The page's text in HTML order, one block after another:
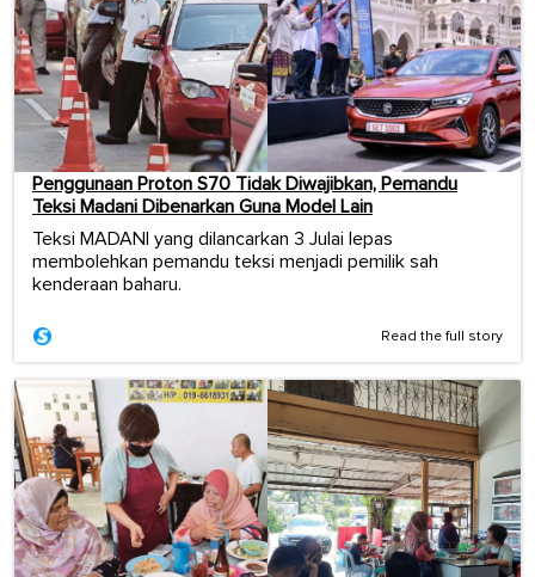
Penggunaan Proton S70 Tidak Diwajibkan, Pemandu
Teksi Madani Dibenarkan Guna Model Lain
Teksi MADANI yang dilancarkan 3 Julai lepas
membolehkan pemandu teksi menjadi pemilik sah
kenderaan baharu.
Read the full story